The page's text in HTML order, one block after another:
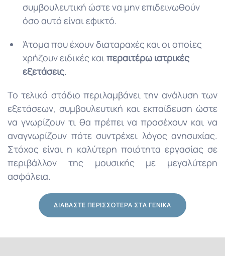
συμβουλευτική ώστε να μην επιδεινωθούν
όσο αυτό είναι εφικτό.
Άτομα που έχουν διαταραχές και οι οποίες
χρήζουν ειδικές καιπεραιτέρω ιατρικές
εξετάσεις.
Το τελικό στάδιο περιλαμβάνει την ανάλυση των
εξετάσεων, συμβουλευτική και εκπαίδευση ώστε
να γνωρίζουν τι θα πρέπει να προσέχουν και να
αναγνωρίζουν πότε συντρέχει λόγος ανησυχίας.
Στόχος είναι η καλύτερη ποιότητα εργασίας σε
περιβάλλον της μουσικής με μεγαλύτερη
ασφάλεια.
ΔΙΑΒΆΣΤΕ ΠΕΡΙΣΣΌΤΕΡΑ ΣΤΑ ΓΕΝΙΚΆ